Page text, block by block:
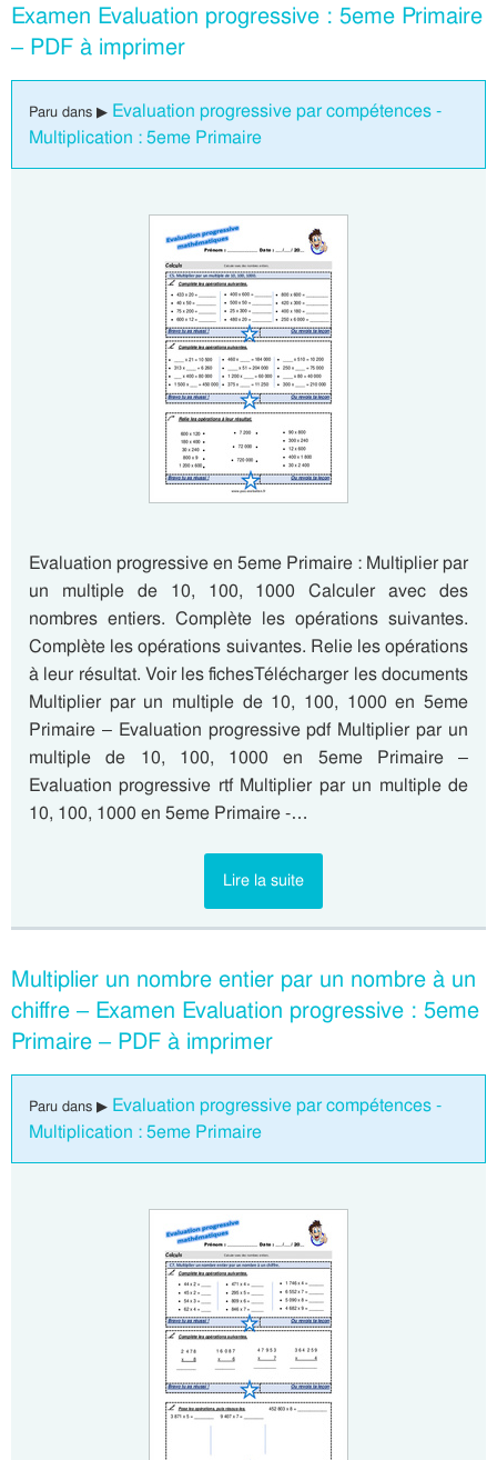
Examen Evaluation progressive : 5eme Primaire
– PDF à imprimer
Paru dans ▶ Evaluation progressive par compétences -
Multiplication : 5eme Primaire
Evaluation progressive en 5eme Primaire : Multiplier par
un multiple de 10, 100, 1000 Calculer avec des
nombres entiers. Complète les opérations suivantes.
Complète les opérations suivantes. Relie les opérations
à leur résultat. Voir les fichesTélécharger les documents
Multiplier par un multiple de 10, 100, 1000 en 5eme
Primaire – Evaluation progressive pdf Multiplier par un
multiple de 10, 100, 1000 en 5eme Primaire –
Evaluation progressive rtf Multiplier par un multiple de
10, 100, 1000 en 5eme Primaire -…
Lire la suite
Multiplier un nombre entier par un nombre à un
chiffre – Examen Evaluation progressive : 5eme
Primaire – PDF à imprimer
Paru dans ▶ Evaluation progressive par compétences -
Multiplication : 5eme Primaire